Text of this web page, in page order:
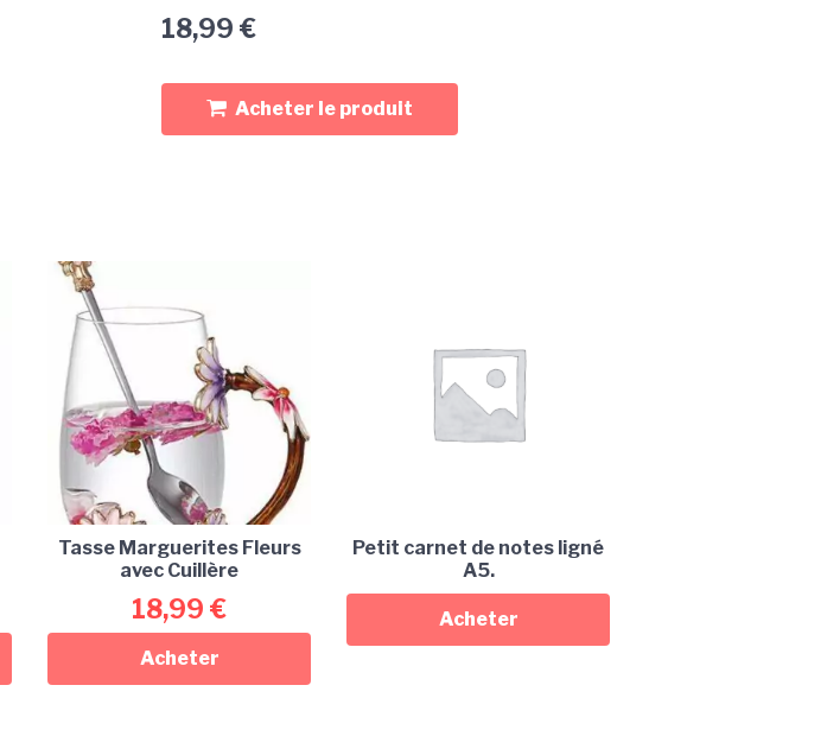
18,99 €
Acheter le produit
Tasse Marguerites Fleurs
avec Cuillère
18,99 €
Acheter
Petit carnet de notes ligné
A5.
Acheter